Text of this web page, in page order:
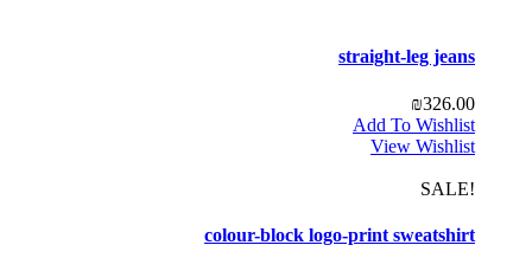
straight-leg jeans
₪326.00
Add To Wishlist
View Wishlist
!SALE
colour-block logo-print sweatshirt